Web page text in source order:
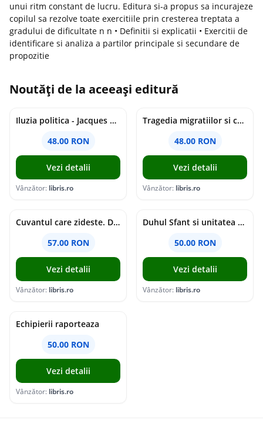
unui ritm constant de lucru. Editura si-a propus sa incurajeze
copilul sa rezolve toate exercitiile prin cresterea treptata a
gradului de dificultate n n • Definitii si explicatii • Exercitii de
identificare si analiza a partilor principale si secundare de
propozitie
Noutăți de la aceeași editură
Iluzia politica - Jacques Ellul
48.00 RON
Vezi detalii
Vânzător: libris.ro
Tragedia migratiilor si caderea imperiilor. Sfantul Augustin si noi - Chantal Delsol
48.00 RON
Vezi detalii
Vânzător: libris.ro
Cuvantul care zideste. Dialoguri - Vartan Arachelian
57.00 RON
Vezi detalii
Vânzător: libris.ro
Duhul Sfant si unitatea Bisericii. Jurnal de Conciliu - Andre Scrima
50.00 RON
Vezi detalii
Vânzător: libris.ro
Echipierii raporteaza
50.00 RON
Vezi detalii
Vânzător: libris.ro